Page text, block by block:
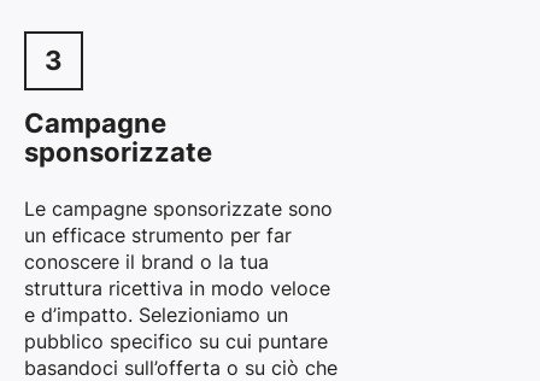
3
Campagne
sponsorizzate
Le campagne sponsorizzate sono
un efficace strumento per far
conoscere il brand o la tua
struttura ricettiva in modo veloce
e d’impatto. Selezioniamo un
pubblico specifico su cui puntare
basandoci sull’offerta o su ciò che